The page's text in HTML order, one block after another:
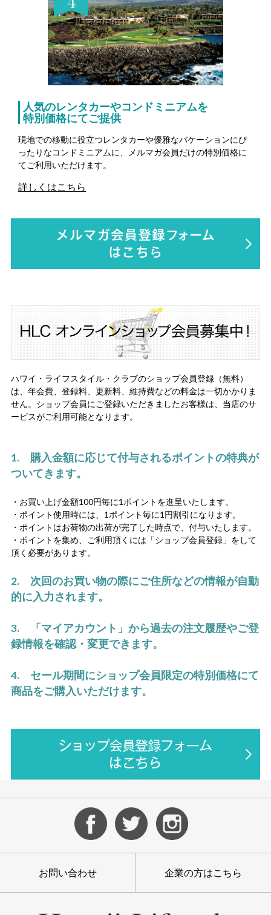
人気のレンタカーやコンドミニアムを
特別価格にてご提供
現地での移動に役立つレンタカーや優雅なバケーションにぴ
ったりなコンドミニアムに、メルマガ会員だけの特別価格に
てご利用いただけます。
詳しくはこちら
ハワイ・ライフスタイル・クラブのショップ会員登録（無料）
は、年会費、登録料、更新料、維持費などの料金は一切かかりま
せん。ショップ会員にご登録いただきましたお客様は、当店のサ
ービスがご利用可能となります。
1. 購入金額に応じて付与されるポイントの特典が
ついてきます。
・お買い上げ金額100円毎に1ポイントを進呈いたします。
・ポイント使用時には、1ポイント毎に1円割引になります。
・ポイントはお荷物の出荷が完了した時点で、付与いたします。
・ポイントを集め、ご利用頂くには「ショップ会員登録」をして
頂く必要があります。
2. 次回のお買い物の際にご住所などの情報が自動
的に入力されます。
3. 「マイアカウント」から過去の注文履歴やご登
録情報を確認・変更できます。
4. セール期間にショップ会員限定の特別価格にて
商品をご購入いただけます。
お問い合わせ 企業の方はこちら